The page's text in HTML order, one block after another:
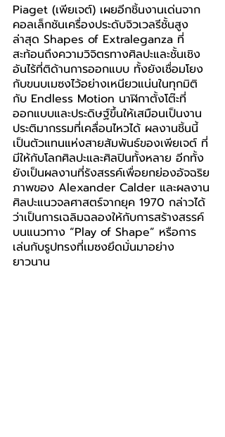
Piaget (เพียเจต์) เผยอีกชิ้นงานเด่นจาก
คอลเล็กชันเครื่องประดับจิวเวลรีชั้นสูง
ล่าสุด Shapes of Extraleganza ที่
สะท้อนถึงความวิจิตรทางศิลปะและชั้นเชิง
อันไร้ที่ติด้านการออกแบบ ทั้งยังเชื่อมโยง
กับขนบเมซงไว้อย่างเหนียวแน่นในทุกมิติ
กับ Endless Motion นาฬิกาตั้งโต๊ะที่
ออกแบบและประดิษฐ์ขึ้นให้เสมือนเป็นงาน
ประติมากรรมที่เคลื่อนไหวได้ ผลงานชิ้นนี้
เป็นตัวแทนแห่งสายสัมพันธ์ของเพียเจต์ ที่
มีให้กับโลกศิลปะและศิลปินทั้งหลาย อีกทั้ง
ยังเป็นผลงานที่รังสรรค์เพื่อยกย่องอัจฉริย
ภาพของ Alexander Calder และผลงาน
ศิลปะแนวจลศาสตร์จากยุค 1970 กล่าวได้
ว่าเป็นการเฉลิมฉลองให้กับการสร้างสรรค์
บนแนวทาง “Play of Shape” หรือการ
เล่นกับรูปทรงที่เมซงยึดมั่นมาอย่าง
ยาวนาน